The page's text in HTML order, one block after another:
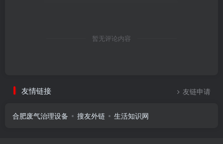
暂无评论内容
友情链接 友链申请
合肥废气治理设备 搜友外链 生活知识网